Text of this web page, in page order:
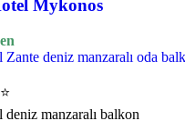
Mykonos